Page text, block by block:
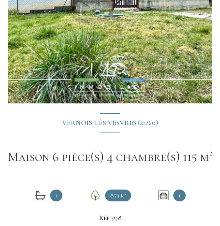
VERNOIS-LÈS-VESVRES (21260)
Maison 6 pièce(s) 4 chambre(s) 115 m²
1 873 m² 1
Réf398